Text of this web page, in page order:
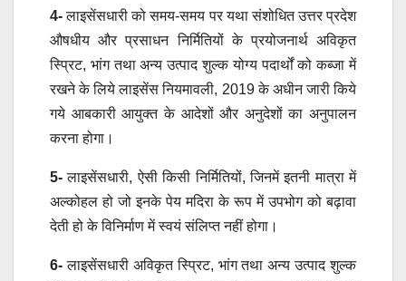
4-लाइसेंसधारी को समय-समय पर यथा संशोधित उत्तर प्रदेश
औषधीय और प्रसाधन निर्मितियों के प्रयोजनार्थ अविकृत
स्प्रिट, भांग तथा अन्य उत्पाद शुल्क योग्य पदार्थों को कब्जा में
रखने के लिये लाइसेंस नियमावली, 2019 के अधीन जारी किये
गये आबकारी आयुक्‍त के आदेशों और अनुदेशों का अनुपालन
करना होगा।
5- लाइसेंसधारी, ऐसी किसी निर्मितियों, जिनमें इतनी मात्रा में
अल्कोहल हो जो इनके पेय मदिरा के रूप में उपभोग को बढ़ावा
देती हो के विनिर्माण में स्वयं संलिप्त नहीं होगा।
6- लाइसेंसधारी अविकृत स्प्रिट, भांग तथा अन्य उत्पाद शुल्क